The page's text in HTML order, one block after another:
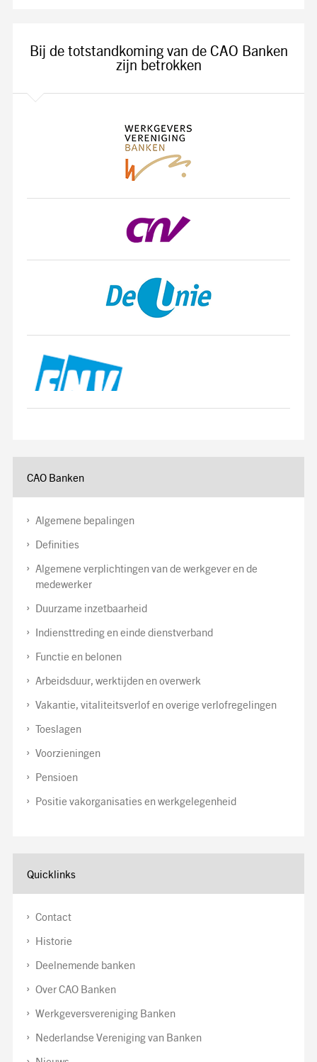
Bij de totstandkoming van de CAO Banken
zijn betrokken
CAO Banken
Algemene bepalingen
Definities
Algemene verplichtingen van de werkgever en de
medewerker
Duurzame inzetbaarheid
Indiensttreding en einde dienstverband
Functie en belonen
Arbeidsduur, werktijden en overwerk
Vakantie, vitaliteitsverlof en overige verlofregelingen
Toeslagen
Voorzieningen
Pensioen
Positie vakorganisaties en werkgelegenheid
Quicklinks
Contact
Historie
Deelnemende banken
Over CAO Banken
Werkgeversvereniging Banken
Nederlandse Vereniging van Banken